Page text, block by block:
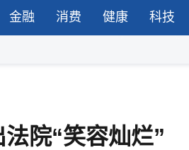
金融 消费 健康 科技
院“笑容灿烂”